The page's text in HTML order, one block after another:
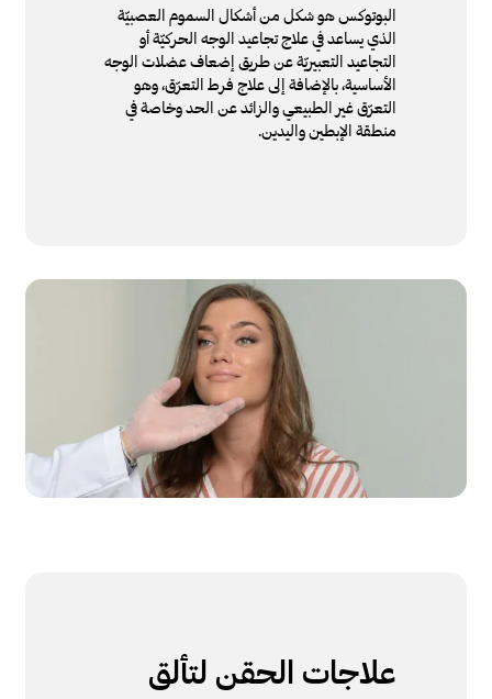
البوتوكس هو شكل من أشكال السموم العصبيّة
الذي يساعد في علاج تجاعيد الوجه الحركيّة أو
التجاعيد التعبيريّة عن طريق إضعاف عضلات الوجه
الأساسية، بالإضافة إلى علاج فرط التعرّق، وهو
التعرّق غير الطبيعي والزائد عن الحد وخاصة في
منطقة الإبطين واليدين.
علاجات الحقن لتألق